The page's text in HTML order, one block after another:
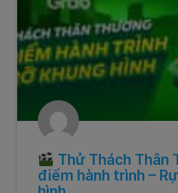
Thử Thách Thân
điểm hành trình –